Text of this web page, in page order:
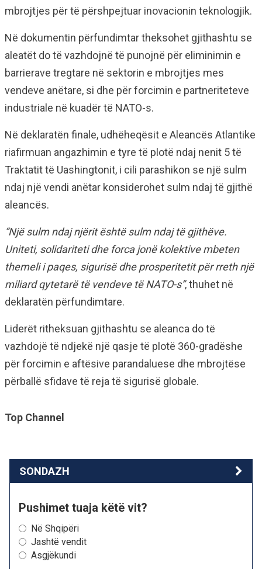
mbrojtjes për të përshpejtuar inovacionin teknologjik.
Në dokumentin përfundimtar theksohet gjithashtu se
aleatët do të vazhdojnë të punojnë për eliminimin e
barrierave tregtare në sektorin e mbrojtjes mes
vendeve anëtare, si dhe për forcimin e partneriteteve
industriale në kuadër të NATO-s.
Në deklaratën finale, udhëheqësit e Aleancës Atlantike
riafirmuan angazhimin e tyre të plotë ndaj nenit 5 të
Traktatit të Uashingtonit, i cili parashikon se një sulm
ndaj një vendi anëtar konsiderohet sulm ndaj të gjithë
aleancës.
“Një sulm ndaj njërit është sulm ndaj të gjithëve.
Uniteti, solidariteti dhe forca jonë kolektive mbeten
themeli i paqes, sigurisë dhe prosperitetit për rreth një
miliard qytetarë të vendeve të NATO-s”, thuhet në
deklaratën përfundimtare.
Liderët ritheksuan gjithashtu se aleanca do të
vazhdojë të ndjekë një qasje të plotë 360-gradëshe
për forcimin e aftësive parandaluese dhe mbrojtëse
përballë sfidave të reja të sigurisë globale.
Top Channel
SONDAZH
Pushimet tuaja këtë vit?
Në Shqipëri
Jashtë vendit
Asgjëkundi